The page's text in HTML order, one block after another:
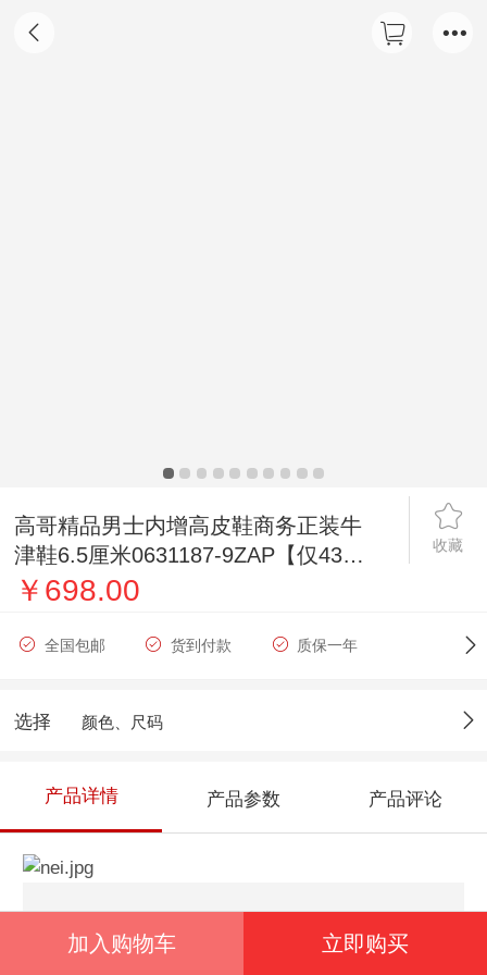
高哥精品男士内增高皮鞋商务正装牛
津鞋6.5厘米0631187-9ZAP【仅43
码】
收藏
￥698.00
全国包邮 货到付款 质保一年
选择 颜色、尺码
产品详情 产品参数 产品评论
加入购物车 立即购买